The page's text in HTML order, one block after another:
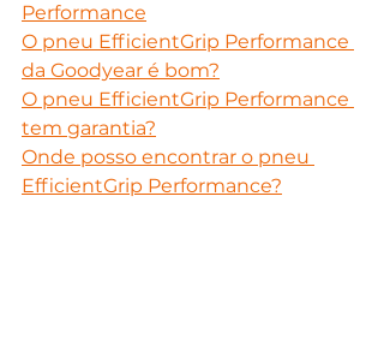
Performance
O pneu EfficientGrip Performance
da Goodyear é bom?
O pneu EfficientGrip Performance
tem garantia?
Onde posso encontrar o pneu
EfficientGrip Performance?